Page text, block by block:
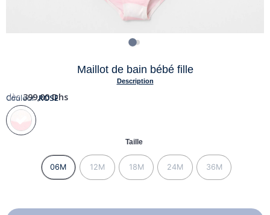
Maillot de bain bébé fille
Description
dès 399,00Dhs
Couleur :ROSE
Taille
06M 12M 18M 24M 36M